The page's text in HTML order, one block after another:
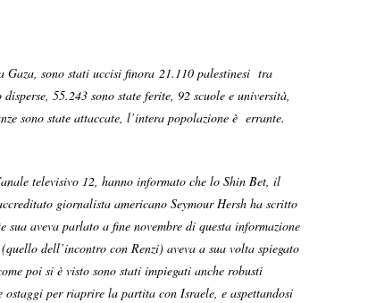
Gaza, sono stati uccisi finora 21.110 palestinesi tra
55.243 sono state ferite, 92 scuole e università,
sono state attaccate, l’intera popolazione è errante.
televisivo 12, hanno informato che lo Shin Bet, il
giornalista americano Seymour Hersh ha scritto
aveva parlato a fine novembre di questa informazione
dell’incontro con Renzi) aveva a sua volta spiegato
poi si è visto sono stati impiegati anche robusti
per riaprire la partita con Israele, e aspettandosi